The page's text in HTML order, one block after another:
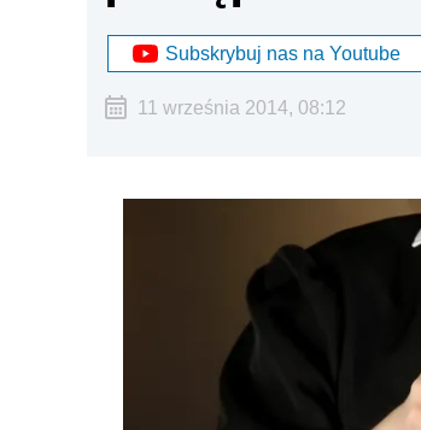
Subskrybuj nas na Youtube
11 września 2014, 08:12